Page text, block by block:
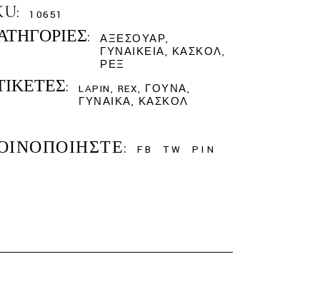
10651
ΑΞΕΣΟΥΆΡ,
ΓΥΝΑΙΚΕΊΑ, ΚΑΣΚΌΛ,
ΡΕΞ
LAPIN, REX, ΓΟΎΝΑ,
ΓΥΝΑΊΚΑ, ΚΑΣΚΌΛ
FB TW PIN